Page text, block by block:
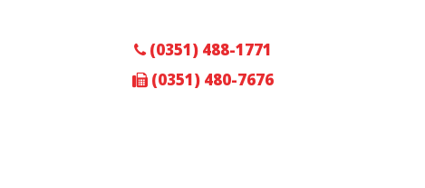
(0351) 488-1771
(0351) 480-7676